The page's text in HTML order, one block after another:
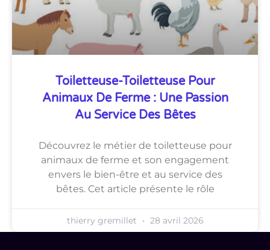
Toiletteuse-Toiletteuse Pour
Animaux De Ferme : Une Passion
Au Service Des Bêtes
Découvrez le métier de toiletteuse pour
animaux de ferme et son engagement
envers le bien-être et au service des
bêtes. Cet article présente le rôle
thierry gremillet 28 avril 2026